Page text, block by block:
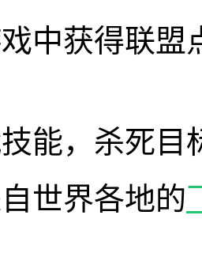
中获得联
能，杀死目
世界各地的